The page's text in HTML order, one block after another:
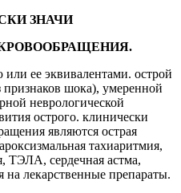
ЗНАЧИ
ее эквивалентами. острой
признаков шока), умеренной
неврологической
острого. клинически
являются острая
тахиаритмия,
ТЭЛА, сердечная астма,
на лекарственные препараты.